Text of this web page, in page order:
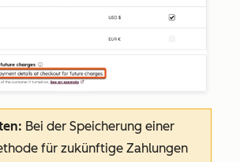
Bei der Speicherung einer
für zukünftige Zahlungen